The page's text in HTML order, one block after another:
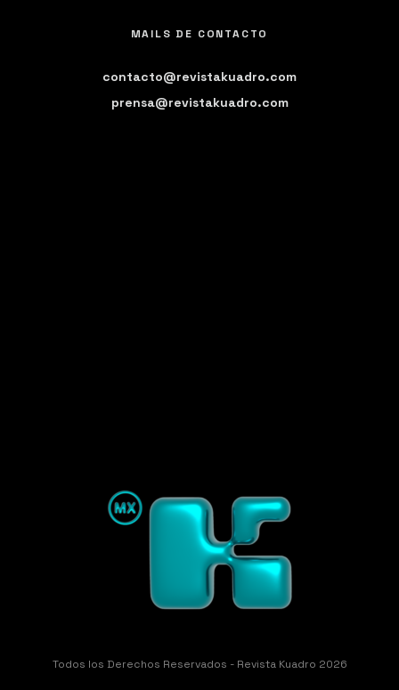
MAILS DE CONTACTO
contacto@revistakuadro.com
prensa@revistakuadro.com
Todos los Derechos Reservados - Revista Kuadro 2026